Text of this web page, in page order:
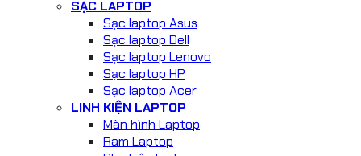
SẠC LAPTOP
Sạc laptop Asus
Sạc laptop Dell
Sạc laptop Lenovo
Sạc laptop HP
Sạc laptop Acer
LINH KIỆN LAPTOP
Màn hình Laptop
Ram Laptop